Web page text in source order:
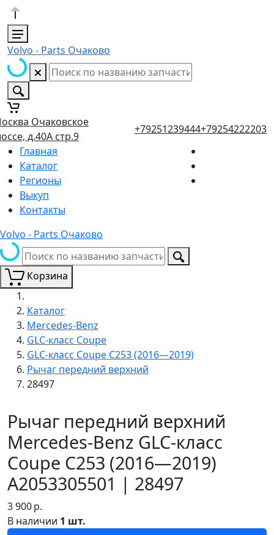
Volvo - Parts Очаково
Очаковское
д.40А стр.9
+79251239444+79254222203
Главная
Каталог
Регионы
Выкуп
Контакты
Volvo - Parts Очаково
Корзина
Каталог
Mercedes-Benz
GLC-класс Coupe
GLC-класс Coupe C253 (2016—2019)
Рычаг передний верхний
28497
Рычаг передний верхний
Mercedes-Benz GLC-класс
Coupe C253 (2016—2019)
A2053305501 | 28497
3 900р.
В наличии 1 шт.